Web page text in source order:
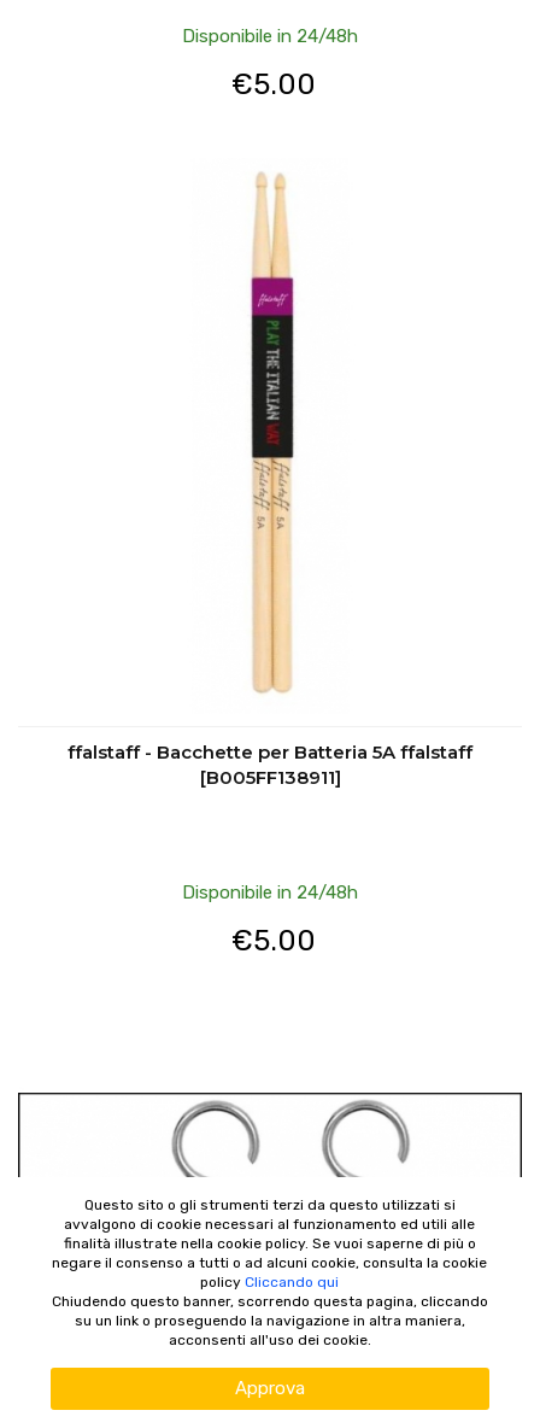
Disponibile in 24/48h
€5.00
ffalstaff - Bacchette per Batteria 5A ffalstaff
[B005FF138911]
Disponibile in 24/48h
€5.00
Questo sito o gli strumenti terzi da questo utilizzati si
avvalgono di cookie necessari al funzionamento ed utili alle
finalità illustrate nella cookie policy. Se vuoi saperne di più o
negare il consenso a tutti o ad alcuni cookie, consulta la cookie
policyCliccando qui
Chiudendo questo banner, scorrendo questa pagina, cliccando
su un link o proseguendo la navigazione in altra maniera,
acconsenti all'uso dei cookie.
Approva